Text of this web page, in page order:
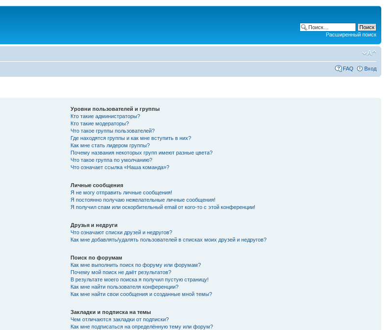
Расширенный поиск
FAQ Вход
Уровни пользователей и группы
Кто такие администраторы?
Кто такие модераторы?
Что такое группы пользователей?
Где находятся группы и как мне вступить в них?
Как мне стать лидером группы?
Почему названия некоторых групп имеют разные цвета?
Что такое группа по умолчанию?
Что означает ссылка «Наша команда»?
Личные сообщения
Я не могу отправить личные сообщения!
Я постоянно получаю нежелательные личные сообщения!
Я получил спам или оскорбительный email от кого-то с этой конференции!
Друзья и недруги
Что означают списки друзей и недругов?
Как мне добавлять/удалять пользователей в списках моих друзей и недругов?
Поиск по форумам
Как мне выполнить поиск по форуму или форумам?
Почему мой поиск не даёт результатов?
В результате моего поиска я получил пустую страницу!
Как мне найти пользователя конференции?
Как мне найти свои сообщения и созданные мной темы?
Закладки и подписка на темы
Чем отличаются закладки от подписки?
Как мне подписаться на определённую тему или форум?